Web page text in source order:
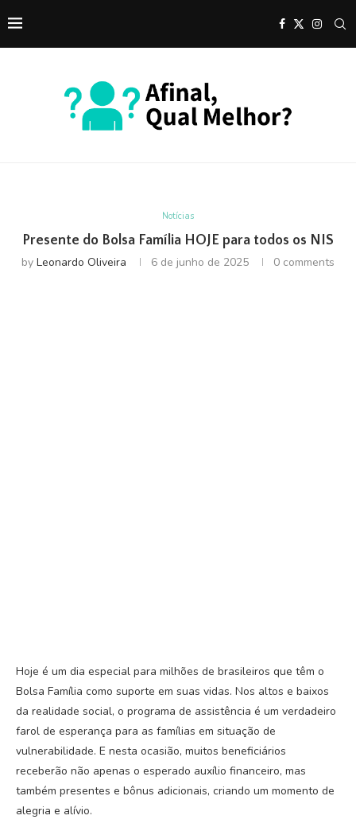
Notícias
Presente do Bolsa Família HOJE para todos os NIS
by Leonardo Oliveira 6 de junho de 2025 0 comments
Hoje é um dia especial para milhões de brasileiros que têm o
Bolsa Família como suporte em suas vidas. Nos altos e baixos
da realidade social, o programa de assistência é um verdadeiro
farol de esperança para as famílias em situação de
vulnerabilidade. E nesta ocasião, muitos beneficiários
receberão não apenas o esperado auxílio financeiro, mas
também presentes e bônus adicionais, criando um momento de
alegria e alívio.